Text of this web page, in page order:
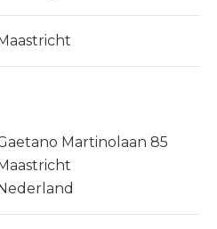
Maastricht
Martinolaan 85